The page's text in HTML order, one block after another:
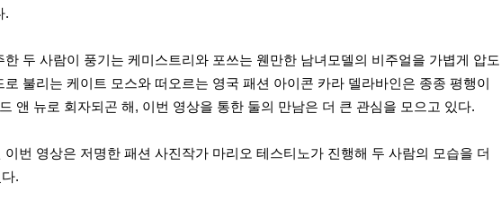
.
한 두 사람이 풍기는 케미스트리와 포쓰는 웬만한 남녀모델의 비주얼을 가볍게 압도
불리는 케이트 모스와 떠오르는 영국 패션 아이콘 카라 델라바인은 종종 평행이
앤 뉴로 회자되곤 해 , 이번 영상을 통한 둘의 만남은 더 큰 관심을 모으고 있다.
이번 영상은 저명한 패션 사진작가 마리오 테스티노가 진행해 두 사람의 모습을 더
.